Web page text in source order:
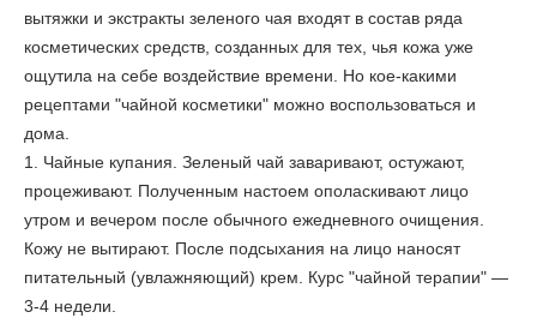
вытяжки и экстракты зеленого чая входят в состав ряда
косметических средств, созданных для тех, чья кожа уже
ощутила на себе воздействие времени. Но кое-какими
рецептами "чайной косметики" можно воспользоваться и
дома.
1. Чайные купания. Зеленый чай заваривают, остужают,
процеживают. Полученным настоем ополаскивают лицо
утром и вечером после обычного ежедневного очищения.
Кожу не вытирают. После подсыхания на лицо наносят
питательный (увлажняющий) крем. Курс "чайной терапии" —
3-4 недели.